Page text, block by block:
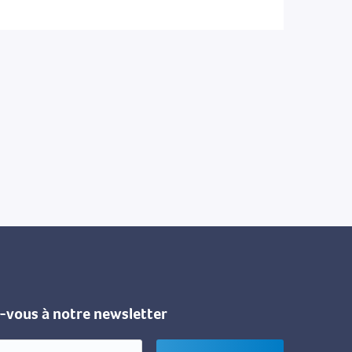
vous à notre newsletter